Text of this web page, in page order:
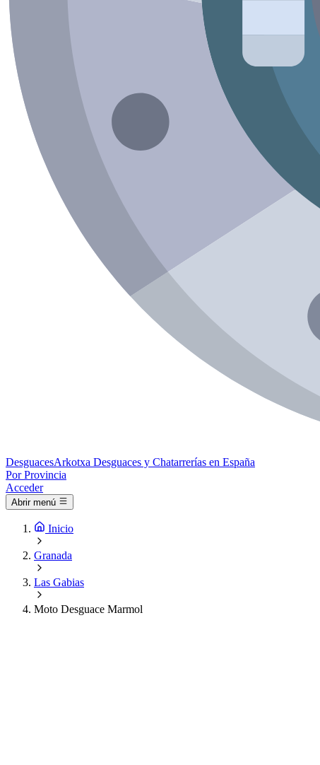
DesguacesArkotxa Desguaces y Chatarrerías en España
Por Provincia
Acceder
Abrir menú
Inicio
Granada
Las Gabias
Moto Desguace Marmol